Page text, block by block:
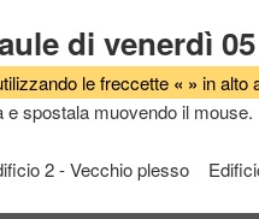
di venerdì
le freccette « » in alto
spostala muovendo il mouse.
2 - Vecchio plesso